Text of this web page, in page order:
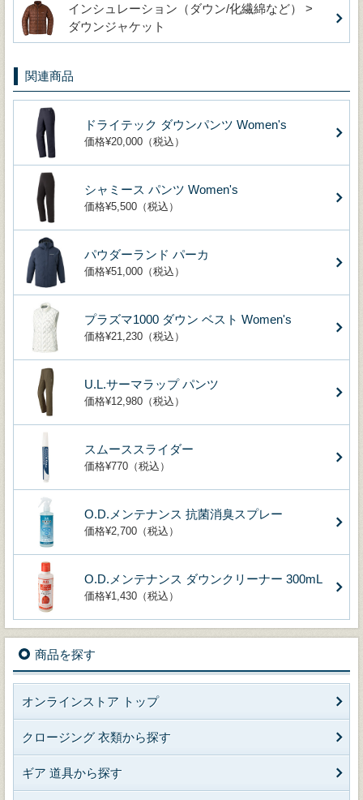
インシュレーション（ダウン/化繊綿など） >
ダウンジャケット
関連商品
ドライテック ダウンパンツ Women's
価格¥20,000（税込）
シャミース パンツ Women's
価格¥5,500（税込）
パウダーランド パーカ
価格¥51,000（税込）
プラズマ1000 ダウン ベスト Women's
価格¥21,230（税込）
U.L.サーマラップ パンツ
価格¥12,980（税込）
スムーススライダー
価格¥770（税込）
O.D.メンテナンス 抗菌消臭スプレー
価格¥2,700（税込）
O.D.メンテナンス ダウンクリーナー 300mL
価格¥1,430（税込）
商品を探す
オンラインストア トップ
クロージング 衣類から探す
ギア 道具から探す